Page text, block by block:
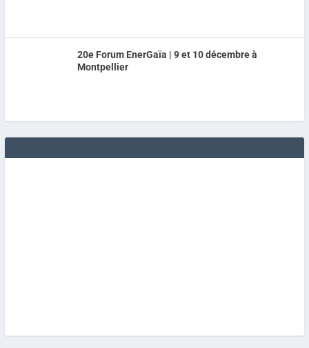
20e Forum EnerGaïa | 9 et 10 décembre à
Montpellier